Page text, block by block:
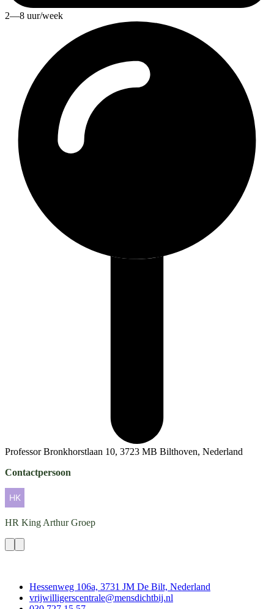
2—8 uur/week
Professor Bronkhorstlaan 10, 3723 MB Bilthoven, Nederland
Contactpersoon
HR King Arthur Groep
Hessenweg 106a, 3731 JM De Bilt, Nederland
vrijwilligerscentrale@mensdichtbij.nl